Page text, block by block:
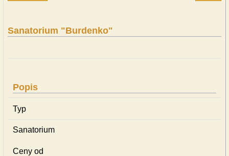
Sanatorium "Burdenko"
Popis
Typ
Sanatorium
Ceny od